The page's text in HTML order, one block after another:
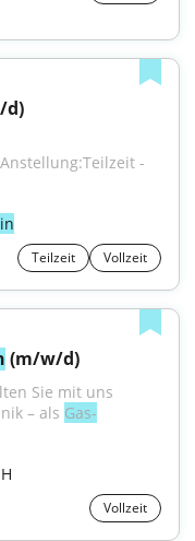
d)
-
Teilzeit Vollzeit
(m/w/d)
Sie mit uns
– als Gas-
Vollzeit